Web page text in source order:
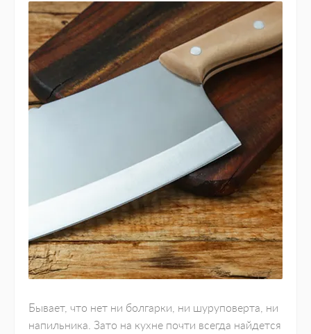
Бывает, что нет ни болгарки, ни шуруповерта, ни
напильника. Зато на кухне почти всегда найдется